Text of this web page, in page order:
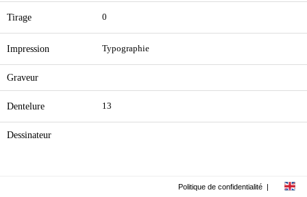
Tirage 0
Impression Typographie
Graveur
Dentelure 13
Dessinateur
Politique de confidentialité |